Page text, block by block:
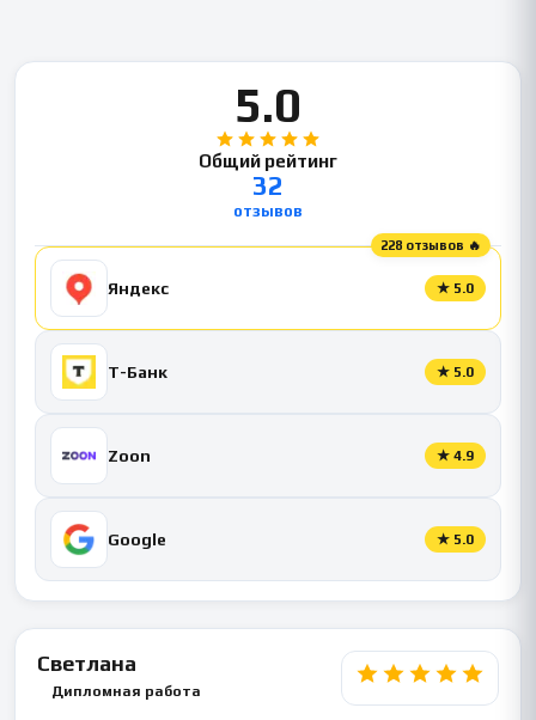
5.0
Общий рейтинг
32
отзывов
228 отзывов 🔥
Яндекс ★ 5.0
Т-Банк ★ 5.0
Zoon ★ 4.9
Google ★ 5.0
Светлана
Дипломная работа